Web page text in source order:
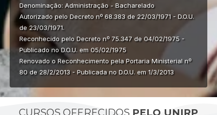
Denominação: Administração - Bacharelado
Autorizado pelo Decreto nº 68.383 de 22/03/1971 - D.O.U.
de 23/03/1971.
Reconhecido pelo Decreto nº 75.347 de 04/02/1975 -
Publicado no D.O.U. em 05/02/1975
Renovado o Reconhecimento pela Portaria Ministerial nº
80 de 28/2/2013 - Publicada no D.O.U. em 1/3/2013
CURSOS OFERECIDOS PELO UNIRP